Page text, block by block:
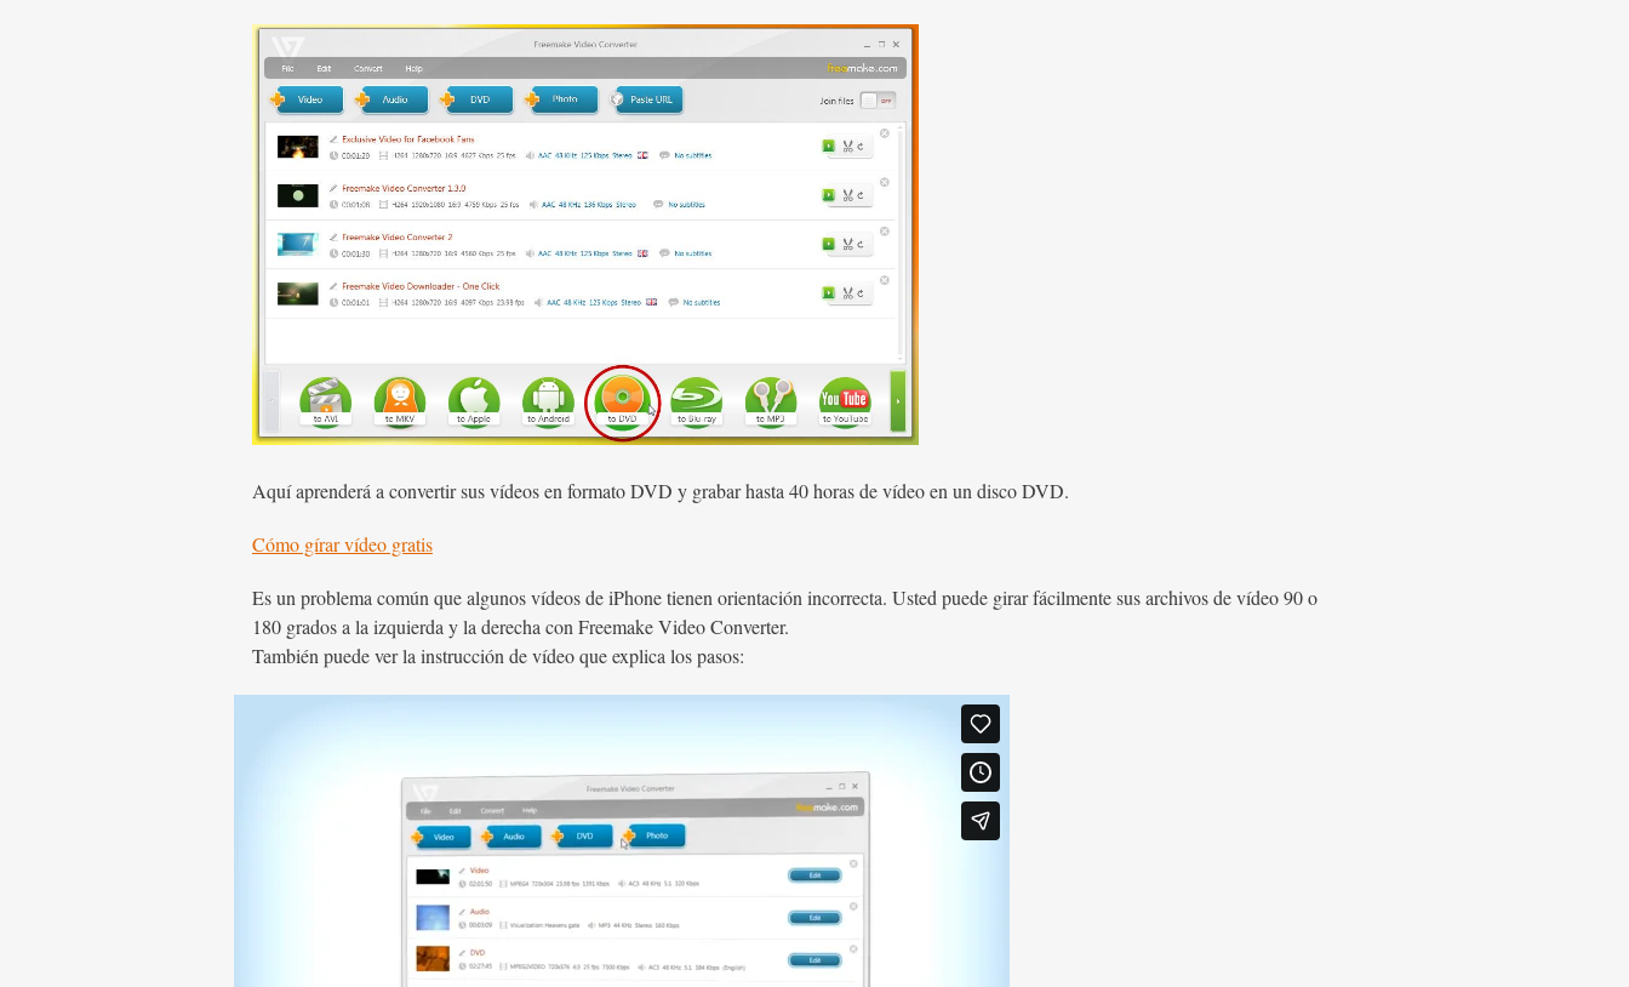
Aquí aprenderá a convertir sus vídeos en formato DVD y grabar hasta 40 horas de vídeo en un disco DVD.
Cómo gírar vídeo gratis
Es un problema común que algunos vídeos de iPhone tienen orientación incorrecta. Usted puede girar fácilmente sus archivos de vídeo 90 o
180 grados a la izquierda y la derecha con Freemake Video Converter.
También puede ver la instrucción de vídeo que explica los pasos: